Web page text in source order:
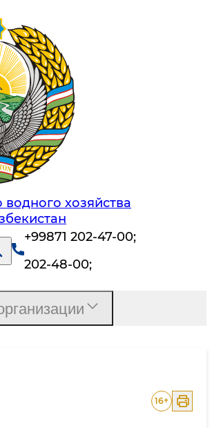
водного хозяйства
+99871 202-47-00;
202-48-00;
16+